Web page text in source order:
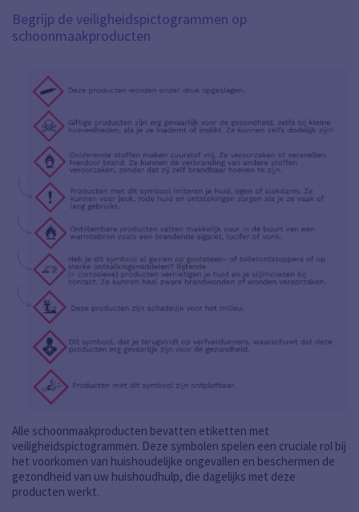
Begrijp de veiligheidspictogrammen op
schoonmaakproducten
Alle schoonmaakproducten bevatten etiketten met
veiligheidspictogrammen. Deze symbolen spelen een cruciale rol bij
het voorkomen van huishoudelijke ongevallen en beschermen de
gezondheid van uw huishoudhulp, die dagelijks met deze
producten werkt.